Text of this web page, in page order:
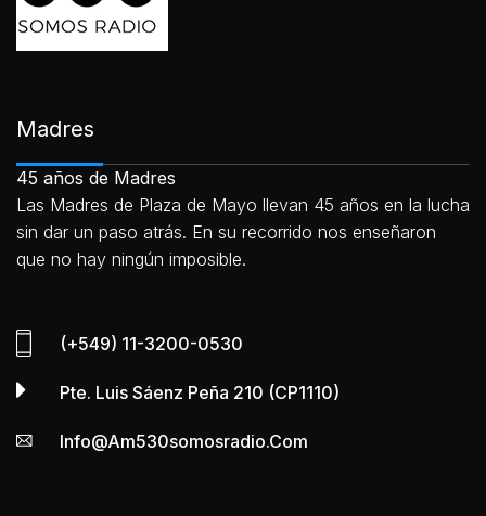
Madres
45 años de Madres
Las Madres de Plaza de Mayo llevan 45 años en la lucha
sin dar un paso atrás. En su recorrido nos enseñaron
que no hay ningún imposible.
(+549) 11-3200-0530
Pte. Luis Sáenz Peña 210 (CP1110)
Info@am530somosradio.com